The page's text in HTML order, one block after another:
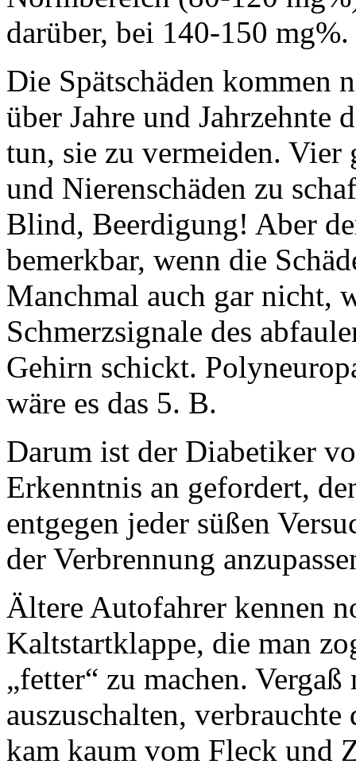
darüber, bei 140-150 mg%.
Die Spätschäden kommen
über Jahre und Jahrzehnte
tun, sie zu vermeiden. Vier
und Nierenschäden zu
Blind, Beerdigung! Aber
bemerkbar, wenn die
Manchmal auch gar nicht,
Schmerzsignale des
Gehirn schickt.
wäre es das 5. B.
Darum ist der Diabetiker
Erkenntnis an gefordert,
entgegen jeder süßen
der Verbrennung
Ältere Autofahrer kennen
Kaltstartklappe, die man
„fetter“ zu machen.
auszuschalten,
kam kaum vom Fleck und